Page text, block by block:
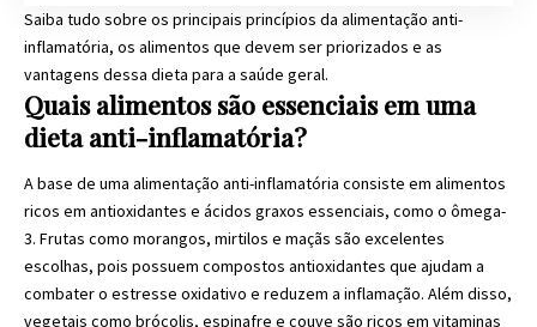
Saiba tudo sobre os principais princípios da alimentação anti-
inflamatória, os alimentos que devem ser priorizados e as
vantagens dessa dieta para a saúde geral.
Quais alimentos são essenciais em uma
dieta anti-inflamatória?
A base de uma alimentação anti-inflamatória consiste em alimentos
ricos em antioxidantes e ácidos graxos essenciais, como o ômega-
3. Frutas como morangos, mirtilos e maçãs são excelentes
escolhas, pois possuem compostos antioxidantes que ajudam a
combater o estresse oxidativo e reduzem a inflamação. Além disso,
vegetais como brócolis, espinafre e couve são ricos em vitaminas